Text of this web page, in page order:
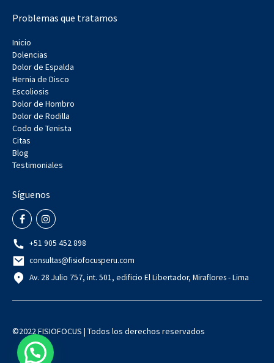
Problemas que tratamos
Inicio
Dolencias
Dolor de Espalda
Hernia de Disco
Escoliosis
Dolor de Hombro
Dolor de Rodilla
Codo de Tenista
Citas
Blog
Testimoniales
Síguenos
+51 905 452 898
consultas@fisiofocusperu.com
Av. 28 Julio 757, int. 501, edificio El Libertador, Miraflores - Lima
©2022 FISIOFOCUS | Todos los derechos reservados